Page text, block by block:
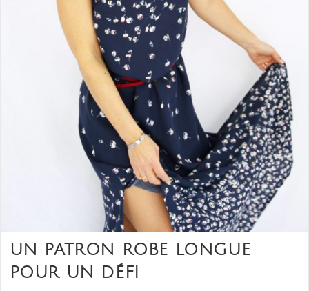
UN PATRON ROBE LONGUE
POUR UN DÉFI